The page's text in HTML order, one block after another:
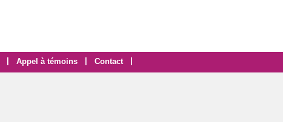
Appel à témoins Contact